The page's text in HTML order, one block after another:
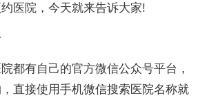
医院，今天就来告诉大家!
有自己的官方微信公众号平台，
直接使用手机微信搜索医院名称就